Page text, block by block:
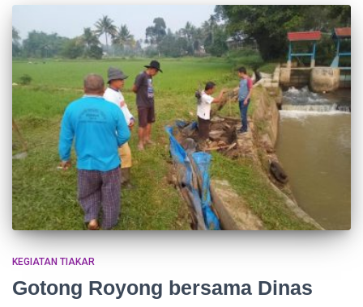
KEGIATAN TIAKAR
Gotong Royong bersama Dinas